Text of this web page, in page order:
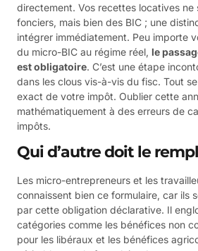
directement. Vos recettes locatives ne
fonciers, mais bien des BIC ; une
intégrer immédiatement. Peu importe
du micro-BIC au régime réel, le
est obligatoire. C’est une étape
dans les clous vis-à-vis du fisc. Tout
exact de votre impôt. Oublier cette
mathématiquement à des erreurs de
impôts.
Qui d’autre doit le
Les micro-entrepreneurs et les
connaissent bien ce formulaire, car ils
par cette obligation déclarative. Il
catégories comme les bénéfices non
pour les libéraux et les bénéfices